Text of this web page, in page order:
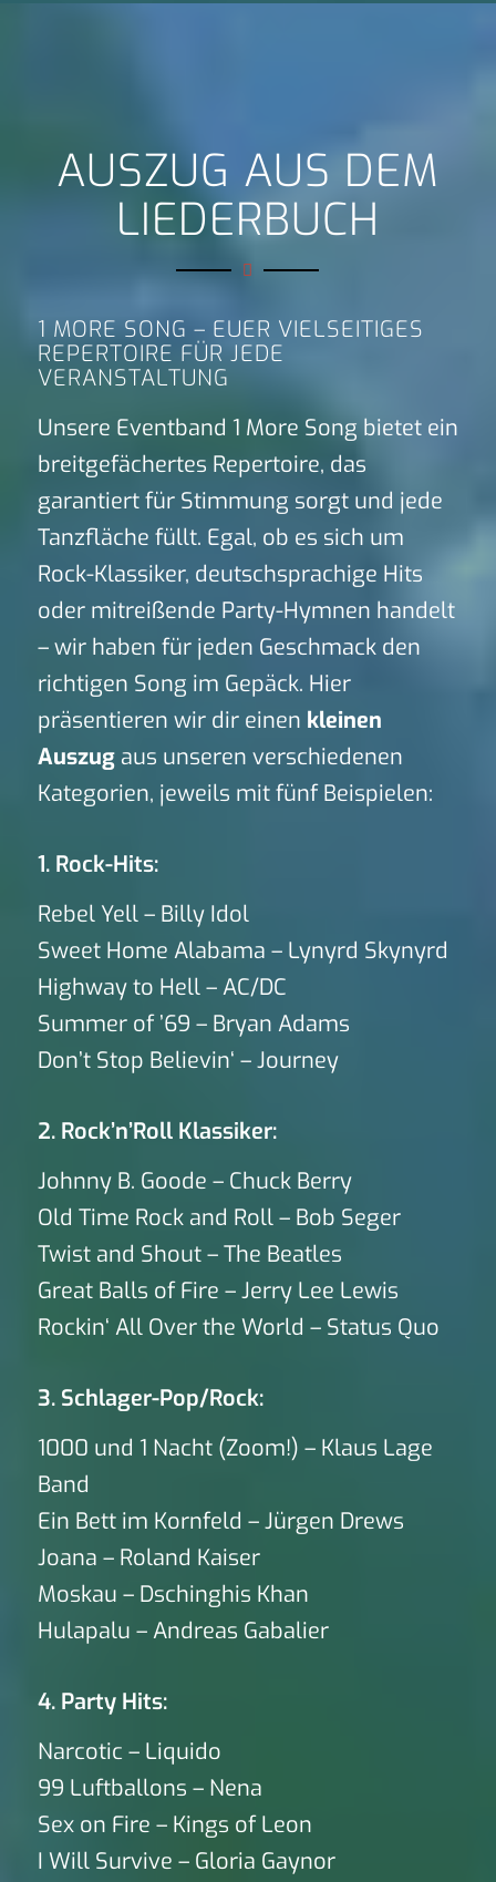
AUSZUG AUS DEM
LIEDERBUCH
1 MORE SONG – EUER VIELSEITIGES
REPERTOIRE FÜR JEDE
VERANSTALTUNG
Unsere Eventband 1 More Song bietet ein
breitgefächertes Repertoire, das
garantiert für Stimmung sorgt und jede
Tanzfläche füllt. Egal, ob es sich um
Rock-Klassiker, deutschsprachige Hits
oder mitreißende Party-Hymnen handelt
– wir haben für jeden Geschmack den
richtigen Song im Gepäck. Hier
präsentieren wir dir einen kleinen
Auszugaus unseren verschiedenen
Kategorien, jeweils mit fünf Beispielen:
1. Rock-Hits:
Rebel Yell – Billy Idol
Sweet Home Alabama – Lynyrd Skynyrd
Highway to Hell – AC/DC
Summer of ’69 – Bryan Adams
Don’t Stop Believin‘ – Journey
2. Rock’n’Roll Klassiker:
Johnny B. Goode – Chuck Berry
Old Time Rock and Roll – Bob Seger
Twist and Shout – The Beatles
Great Balls of Fire – Jerry Lee Lewis
Rockin‘ All Over the World – Status Quo
3. Schlager-Pop/Rock:
1000 und 1 Nacht (Zoom!) – Klaus Lage
Band
Ein Bett im Kornfeld – Jürgen Drews
Joana – Roland Kaiser
Moskau – Dschinghis Khan
Hulapalu – Andreas Gabalier
4. Party Hits:
Narcotic – Liquido
99 Luftballons – Nena
Sex on Fire – Kings of Leon
I Will Survive – Gloria Gaynor